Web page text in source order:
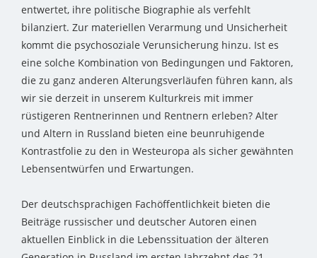
entwertet, ihre politische Biographie als verfehlt
bilanziert. Zur materiellen Verarmung und Unsicherheit
kommt die psychosoziale Verunsicherung hinzu. Ist es
eine solche Kombination von Bedingungen und Faktoren,
die zu ganz anderen Alterungsverläufen führen kann, als
wir sie derzeit in unserem Kulturkreis mit immer
rüstigeren Rentnerinnen und Rentnern erleben? Alter
und Altern in Russland bieten eine beunruhigende
Kontrastfolie zu den in Westeuropa als sicher gewähnten
Lebensentwürfen und Erwartungen.
Der deutschsprachigen Fachöffentlichkeit bieten die
Beiträge russischer und deutscher Autoren einen
aktuellen Einblick in die Lebenssituation der älteren